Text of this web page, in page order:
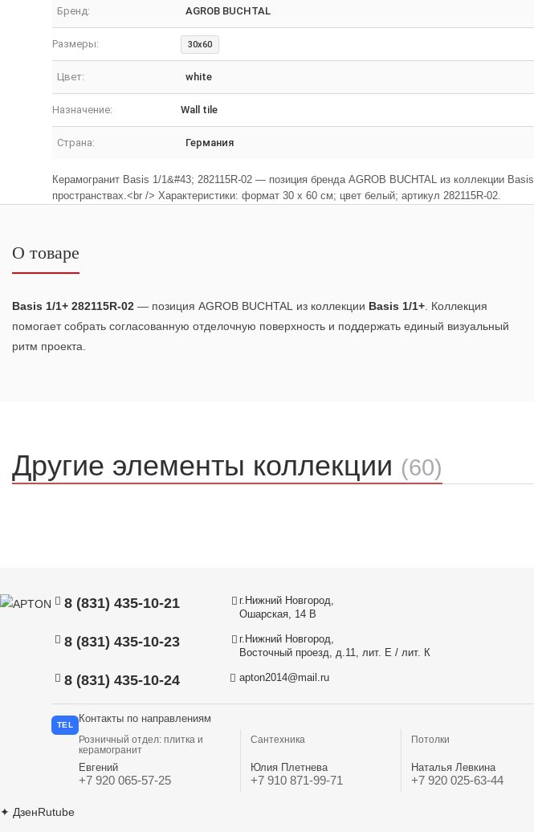
Бренд: AGROB BUCHTAL
Размеры: 30x60
Цвет: white
Назначение: Wall tile
Страна: Германия
Керамогранит Basis 1/1&#43; 282115R-02 — позиция бренда AGROB BUCHTAL из коллекции
пространствах.<br /> Характеристики: формат 30 x 60 см; цвет белый; артикул 282115R-02.
О товаре
Basis 1/1+ 282115R-02 — позиция AGROB BUCHTAL из коллекции Basis 1/1+ . Коллекция
помогает собрать согласованную отделочную поверхность и поддержать единый визуальный
ритм проекта.
Другие элементы коллекции (60)
8 (831) 435-10-21
8 (831) 435-10-23
8 (831) 435-10-24
г.Нижний Новгород,
Ошарская, 14 В
г.Нижний Новгород,
Восточный проезд, д.11, лит. Е / лит. К
apton2014@mail.ru
TEL
Контакты по направлениям
Розничный отдел: плитка и
керамогранит
Евгений
+7 920 065-57-25
Сантехника
Юлия Плетнева
+7 910 871-99-71
Потолки
Наталья Левкина
+7 920 025-63-44
✦ ДзенRutube